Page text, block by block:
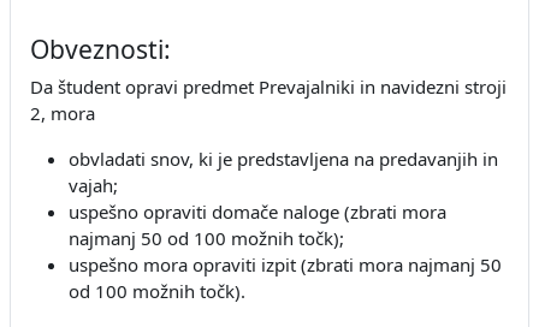
Obveznosti:
Da študent opravi predmet Prevajalniki in navidezni stroji
2, mora
obvladati snov, ki je predstavljena na predavanjih in
vajah;
uspešno opraviti domače naloge (zbrati mora
najmanj 50 od 100 možnih točk);
uspešno mora opraviti izpit (zbrati mora najmanj 50
od 100 možnih točk).